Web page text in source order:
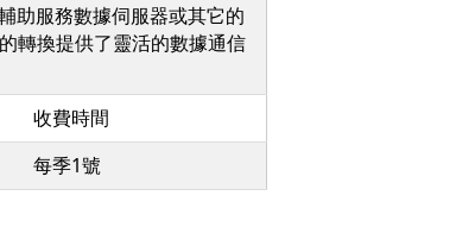
助服務數據伺服器或其它的
轉換提供了靈活的數據通信
收費時間
每季1號